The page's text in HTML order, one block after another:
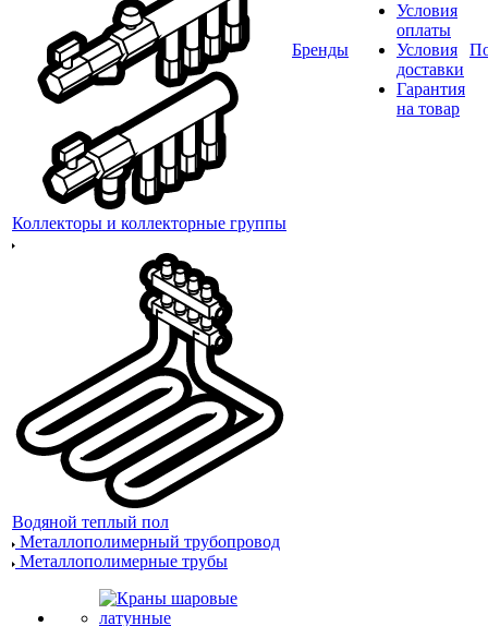
Коллекторы и коллекторные группы
Водяной теплый пол
Металлополимерный трубопровод
Металлополимерные трубы
Бренды
Условия
оплаты
Условия
доставки
Гарантия
на товар